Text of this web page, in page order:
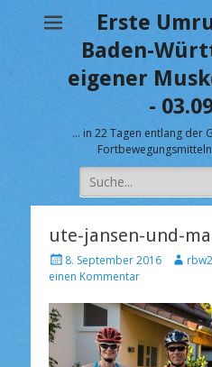
Erste
Baden-
eigener
-
… in 22 Tagen entlang der
Suche
nach:
ute-jansen-und-
V
e
ö
f
f
e
8. September 2016
A
o
r
einen Kommentar